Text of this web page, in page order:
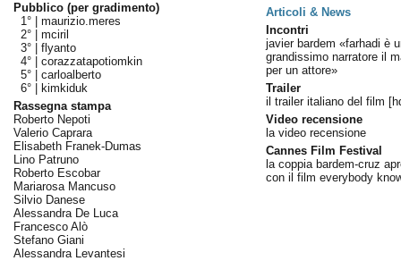
Pubblico (per gradimento)
1° | maurizio.meres
2° | mciril
3° | flyanto
4° | corazzatapotiomkin
5° | carloalberto
6° |
kimkiduk
Rassegna stampa
Roberto Nepoti
Valerio Caprara
Elisabeth Franek-Dumas
Lino Patruno
Roberto Escobar
Mariarosa Mancuso
Silvio Danese
Alessandra De Luca
Francesco Alò
Stefano Giani
Alessandra Levantesi
Articoli & News
Incontri
javier bardem «farhadi è
grandissimo narratore il
per un attore»
Trailer
il trailer italiano del film
Video recensione
la video recensione
Cannes Film Festival
la coppia bardem-cruz
con il film everybody